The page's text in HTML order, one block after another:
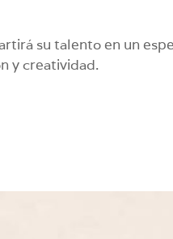
su talento en un
y creatividad.